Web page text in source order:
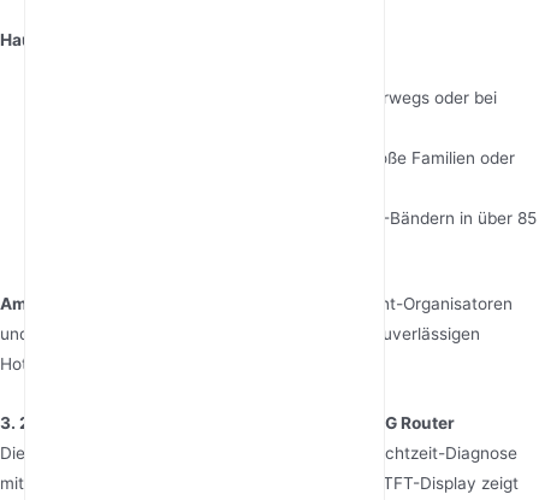
Hauptvorteile
: Perfekt für unterwegs oder bei
: Beherbergt große Familien oder
: Funktioniert mit 5G-Bändern in über 85
Am besten geeignet für
: Familien im Urlaub, Event-Organisatoren
und internationale Geschäftsreisende, die einen zuverlässigen
Hotspot mit hoher Kapazität benötigen.
3. 2,4″ TFT LCD Touchscreen WiFi 6 Portabler 5G Router
Dieser
kombiniert Echtzeit-Diagnose
mit Leistung auf Unternehmensniveau. Das klare TFT-Display zeigt